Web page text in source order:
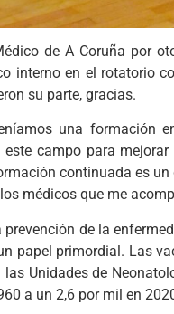
de A Coruña por
interno en el rotatorio
su parte, gracias.
una formación
campo para
continuada es
médicos que me
de la
papel primordial. Las
Unidades de
a un 2,6 por mil en